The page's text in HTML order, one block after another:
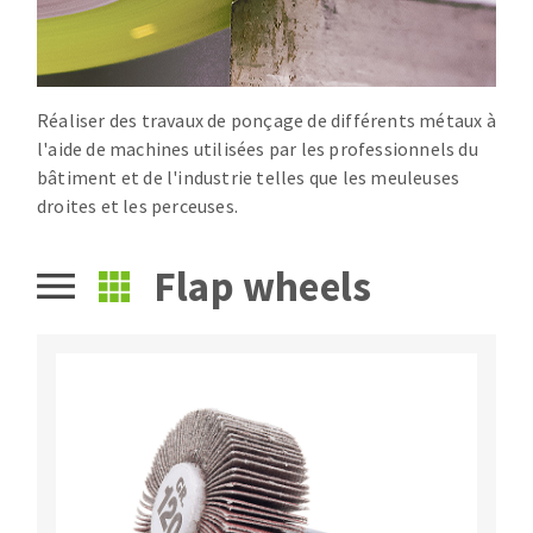
Laying grouts
Clean-up
Drill bits
Router bits
Knives
Band saw blades
ABRASIVES APPLIED
Quick stick sanding disks
Sanding pad
Sanding belts
Sanding pad
ABRASIVE DISKS
Flap disks
Réaliser des travaux de ponçage de différents métaux à
l'aide de machines utilisées par les professionnels du
bâtiment et de l'industrie telles que les meuleuses
droites et les perceuses.
Flap wheels